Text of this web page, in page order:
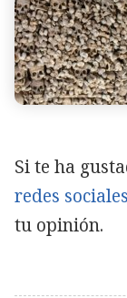
Si te ha
redes sociales
tu opinión.